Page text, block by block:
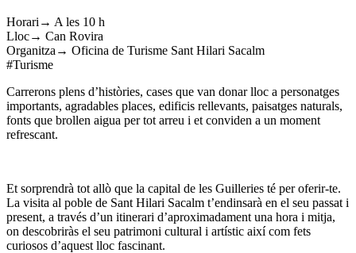
Horari→ A les 10 h
Lloc→ Can Rovira
Organitza→ Oficina de Turisme Sant Hilari Sacalm
#Turisme
Carrerons plens d’històries, cases que van donar lloc a personatges
importants, agradables places, edificis rellevants, paisatges naturals,
fonts que brollen aigua per tot arreu i et conviden a un moment
refrescant.
Et sorprendrà tot allò que la capital de les Guilleries té per oferir-te.
La visita al poble de Sant Hilari Sacalm t’endinsarà en el seu passat i
present, a través d’un itinerari d’aproximadament una hora i mitja,
on descobriràs el seu patrimoni cultural i artístic així com fets
curiosos d’aquest lloc fascinant.